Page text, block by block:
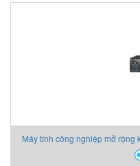
Máy tính công nghiệp mở rộng